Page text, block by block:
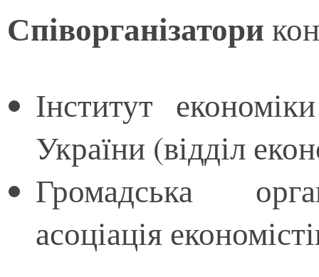
Співорганізатори
Інститут
України (відділ
Громадська
асоціація